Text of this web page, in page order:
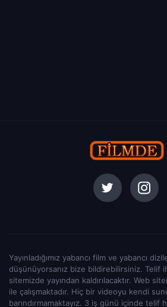
Yayınladığımız yabancı film ve yabancı
düşünüyorsanız bize bildirebilirsiniz. Telif
sitemizde yayından kaldırılacaktır. Web
ile çalışmaktadır. Hiç bir videoyu kendi
barındırmamaktayız. 3 iş günü içinde telif